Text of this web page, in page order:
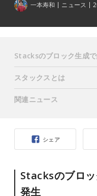
一本寿和 ニュース
シェア
Stacksのブロ
発生
Stacksのブロック生成
スタックスとは
関連ニュース